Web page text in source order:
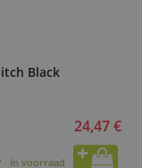
Black
24,47 €
In voorraad